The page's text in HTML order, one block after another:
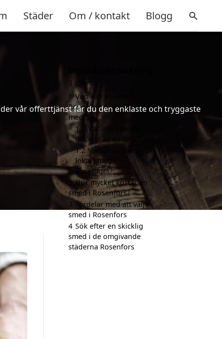
Städer Om / kontakt Blogg
vår offerttjänst får du den enklaste och tryggaste
gömma
1 Vad kan en smed i
Rosenfors hjälpa till
med?
1.1
Vanliga tjänster
utförda av en smed
1.2 Varför välja en
lokal smed i
Rosenfors?
2 Hur mycket kostar en
smed i Rosenfors?
3 Fördelar med att välja
smed i Rosenfors
4 Sök efter en skicklig
smed i de omgivande
städerna Rosenfors